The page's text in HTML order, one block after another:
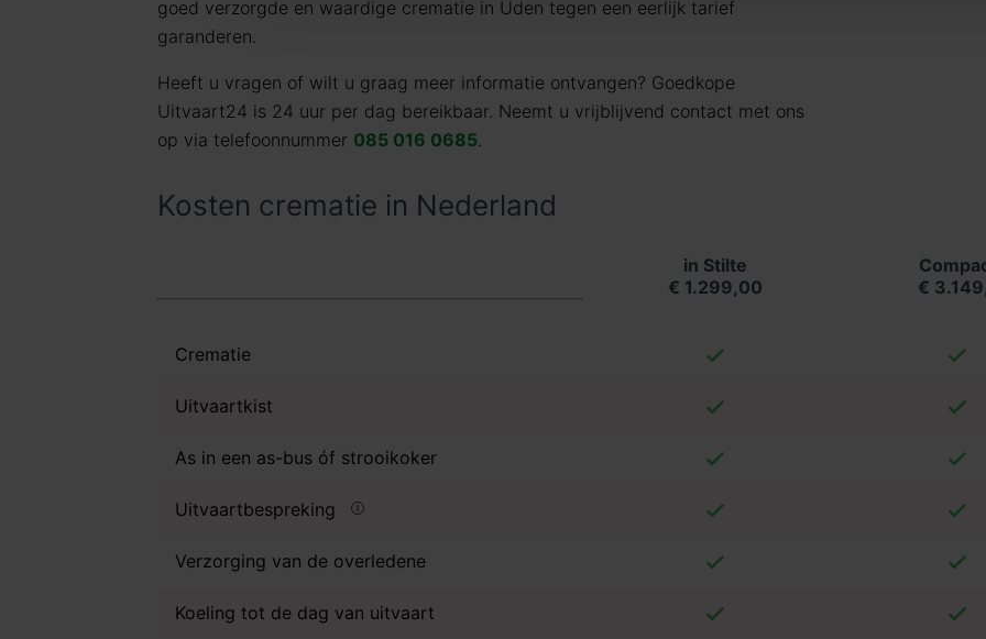
goed verzorgde en waardige crematie in Uden tegen een eerlijk tarief
garanderen.
Heeft u vragen of wilt u graag meer informatie ontvangen? Goedkope
Uitvaart24 is 24 uur per dag bereikbaar. Neemt u vrijblijvend contact met ons
op via telefoonnummer 085 016 0685.
Kosten crematie in Nederland
in Stilte
€ 1.299,00
€
Crematie
Uitvaartkist
As in een as-bus óf strooikoker
Uitvaartbespreking
Verzorging van de overledene
Koeling tot de dag van uitvaart